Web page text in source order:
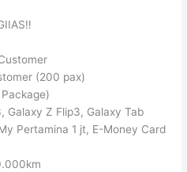
(200 pax)
Galaxy Z Flip3, Galaxy Tab
Pertamina 1 jt, E-Money Card